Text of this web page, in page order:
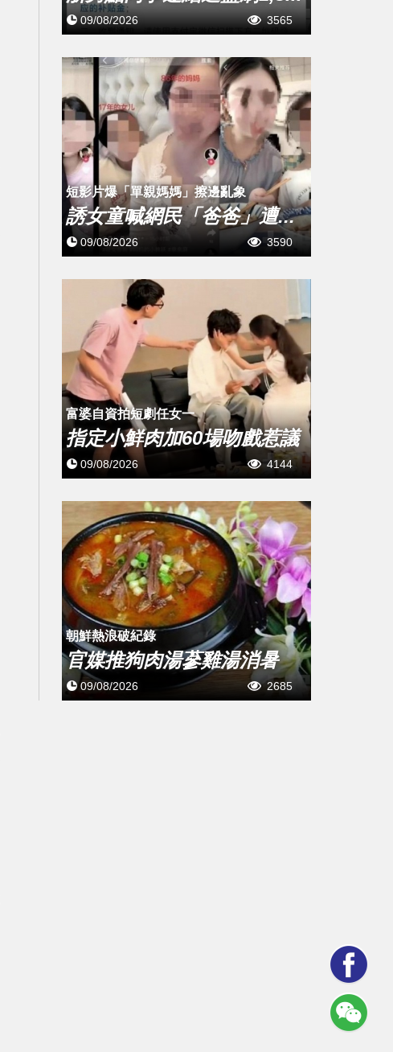
09/08/2026 3565
短影片爆「單親媽媽」擦邊亂象
誘女童喊網民「爸爸」遭...
09/08/2026 3590
富婆自資拍短劇任女一
指定小鮮肉加60場吻戲惹議
09/08/2026 4144
朝鮮熱浪破紀錄
官媒推狗肉湯蔘雞湯消暑
09/08/2026 2685